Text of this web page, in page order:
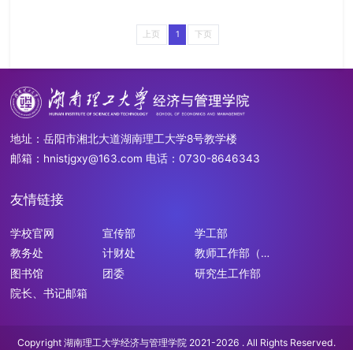
上页 1 下页
地址：岳阳市湘北大道湖南理工大学8号教学楼
邮箱：hnistjgxy@163.com 电话：0730-8646343
友情链接
学校官网 宣传部
学工部
教务处
计财处
教师工作部（人
事处）
图书馆 团委
研究生工作部
院长、书记邮箱
Copyright 湖南理工大学经济与管理学院 2021-2026 . All Rights Reserved.